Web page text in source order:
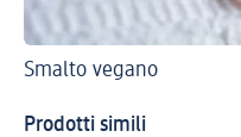
Smalto vegano
Prodotti simili